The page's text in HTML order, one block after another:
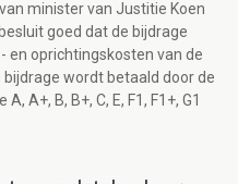
minister van Justitie Koen
goed dat de bijdrage
en oprichtingskosten van de
bijdrage wordt betaald door de
A+, B, B+, C, E, F1, F1+, G1